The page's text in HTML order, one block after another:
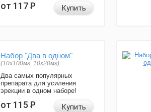
от 117Р Купить
Набор "Два в одном"
(10x100мг, 10x20мг)
Два самых популярных
препарата для усиления
эрекции в одном наборе!
от 115Р Купить